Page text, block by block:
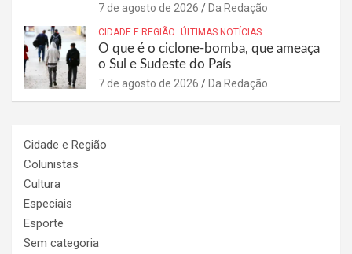
7 de agosto de 2026 Da Redação
CIDADE E REGIÃO ÚLTIMAS NOTÍCIAS
O que é o ciclone-bomba, que ameaça
o Sul e Sudeste do País
7 de agosto de 2026 Da Redação
Cidade e Região
Colunistas
Cultura
Especiais
Esporte
Sem categoria